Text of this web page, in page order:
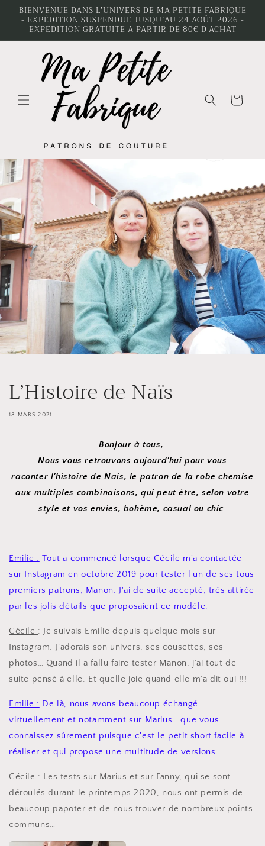
passer
au
contenu
BIENVENUE DANS L’UNIVERS DE MA PETITE FABRIQUE
- EXPÉDITION SUSPENDUE JUSQU’AU 24 AOÛT 2026 -
EXPEDITION GRATUITE A PARTIR DE 80€ D'ACHAT
Panier
L’Histoire de Naïs
18 MARS 2021
Bonjour à tous,
Nous vous retrouvons aujourd'hui pour vous
raconter l'histoire de Nais, le patron de la robe chemise
aux multiples combinaisons, qui peut être,selon votre
style et vos envies, bohème, casual ou chic
Emilie : Tout a commencé lorsque Cécile m'a contactée
sur Instagram en octobre 2019 pour tester l'un de ses tous
premiers patrons, Manon. J'ai de suite accepté, très attirée
par les jolis détails que proposaient ce modèle.
Cécile : Je suivais Emilie depuis quelque mois sur
Instagram. J’adorais son univers, ses cousettes, ses
photos… Quand il a fallu faire tester Manon, j’ai tout de
suite pensé à elle. Et quelle joie quand elle m’a dit oui !!!
Emilie : De là, nous avons beaucoup échangé
virtuellement et notamment sur Marius… que vous
connaissez sûrement puisque c'est le petit short facile à
réaliser et qui propose une multitude de versions.
Cécile : Les tests sur Marius et sur Fanny, qui se sont
déroulés durant le printemps 2020, nous ont permis de
beaucoup papoter et de nous trouver de nombreux points
communs…